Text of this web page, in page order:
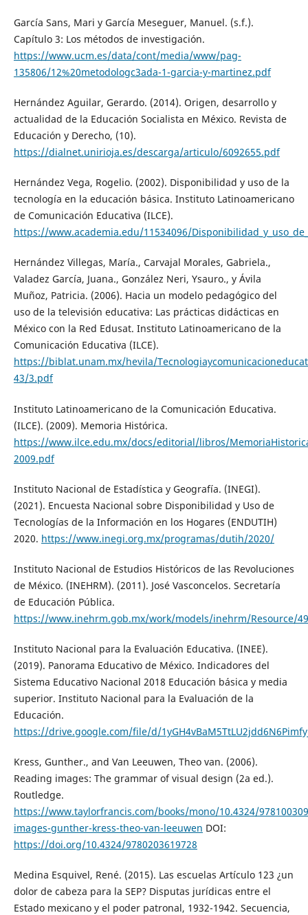
García Sans, Mari y García Meseguer, Manuel. (s.f.).
Capítulo 3: Los métodos de investigación.
https://www.ucm.es/data/cont/media/www/pag-
135806/12%20metodologc3ada-1-garcia-y-martinez.pdf
Hernández Aguilar, Gerardo. (2014). Origen, desarrollo y
actualidad de la Educación Socialista en México. Revista de
Educación y Derecho, (10).
https://dialnet.unirioja.es/descarga/articulo/6092655.pdf
Hernández Vega, Rogelio. (2002). Disponibilidad y uso de la
tecnología en la educación básica. Instituto Latinoamericano
de Comunicación Educativa (ILCE).
https://www.academia.edu/11534096/
Hernández Villegas, María., Carvajal Morales, Gabriela.,
Valadez García, Juana., González Neri, Ysauro., y Ávila
Muñoz, Patricia. (2006). Hacia un modelo pedagógico del
uso de la televisión educativa: Las prácticas didácticas en
México con la Red Edusat. Instituto Latinoamericano de la
Comunicación Educativa (ILCE).
https://biblat.unam.mx/hevila/
43/3.pdf
Instituto Latinoamericano de la Comunicación Educativa.
(ILCE). (2009). Memoria Histórica.
https://www.ilce.edu.mx/docs/editorial/libros/
2009.pdf
Instituto Nacional de Estadística y Geografía. (INEGI).
(2021). Encuesta Nacional sobre Disponibilidad y Uso de
Tecnologías de la Información en los Hogares (ENDUTIH)
2020. https://www.inegi.org.mx/programas/dutih/2020/
Instituto Nacional de Estudios Históricos de las Revoluciones
de México. (INEHRM). (2011). José Vasconcelos. Secretaría
de Educación Pública.
https://www.inehrm.gob.mx/work/models/inehrm/Resource/
Instituto Nacional para la Evaluación Educativa. (INEE).
(2019). Panorama Educativo de México. Indicadores del
Sistema Educativo Nacional 2018 Educación básica y media
superior. Instituto Nacional para la Evaluación de la
Educación.
https://drive.google.com/file/d/
Kress, Gunther., and Van Leeuwen, Theo van. (2006).
Reading images: The grammar of visual design (2a ed.).
Routledge.
https://www.taylorfrancis.com/books/mono/10.4324/
images-gunther-kress-theo-van-leeuwen DOI:
https://doi.org/10.4324/9780203619728
Medina Esquivel, René. (2015). Las escuelas Artículo 123 ¿un
dolor de cabeza para la SEP? Disputas jurídicas entre el
Estado mexicano y el poder patronal, 1932-1942. Secuencia,